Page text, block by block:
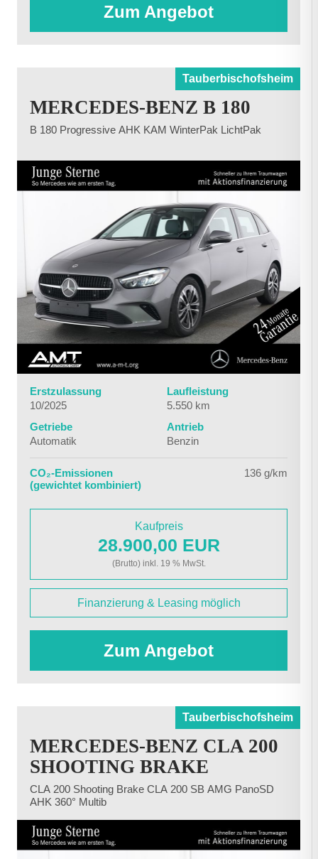
Zum Angebot
Tauberbischofsheim
MERCEDES-BENZ B 180
B 180 Progressive AHK KAM WinterPak LichtPak
Erstzulassung
10/2025
Laufleistung
5.550 km
Getriebe
Automatik
Antrieb
Benzin
CO₂-Emissionen
(gewichtet kombiniert)
136 g/km
Kaufpreis
28.900,00 EUR
(Brutto) inkl. 19 % MwSt.
Finanzierung & Leasing möglich
Zum Angebot
Tauberbischofsheim
MERCEDES-BENZ CLA 200
SHOOTING BRAKE
CLA 200 Shooting Brake CLA 200 SB AMG PanoSD
AHK 360° Multib